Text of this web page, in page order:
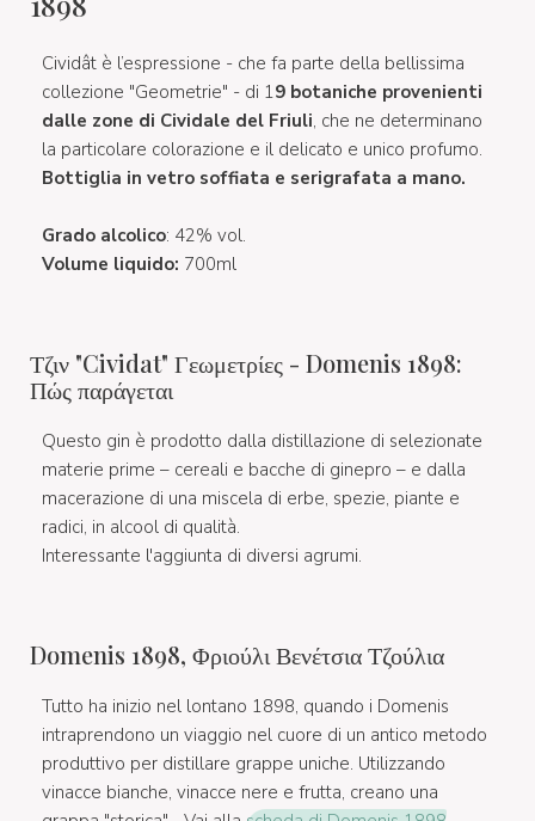
Cividât è l’espressione - che fa parte della bellissima
collezione "Geometrie" - di 19 botaniche provenienti
dalle zone di Cividale del Friuli, che ne determinano
la particolare colorazione e il delicato e unico profumo.
Bottiglia in vetro soffiata e serigrafata a mano.
Grado alcolico: 42% vol.
Volume liquido: 700ml
Τζιν "Cividat" Γεωμετρίες - Domenis 1898:
Πώς παράγεται
Questo gin è prodotto dalla distillazione di selezionate
materie prime – cereali e bacche di ginepro – e dalla
macerazione di una miscela di erbe, spezie, piante e
radici, in alcool di qualità.
Interessante l'aggiunta di diversi agrumi.
Domenis 1898, Φριούλι Βενέτσια Τζούλια
Tutto ha inizio nel lontano 1898, quando i Domenis
intraprendono un viaggio nel cuore di un antico metodo
produttivo per distillare grappe uniche. Utilizzando
vinacce bianche, vinacce nere e frutta, creano una